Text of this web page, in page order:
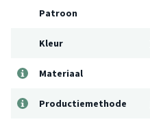
Patroon
Kleur
Materiaal
Productiemethode